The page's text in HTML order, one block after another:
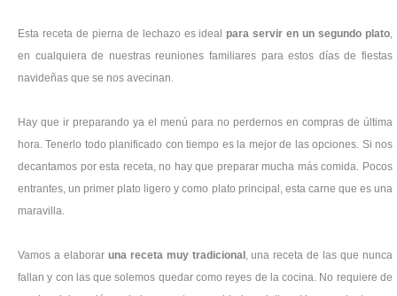
Esta receta de pierna de lechazo es ideal para servir en un segundo plato,
en cualquiera de nuestras reuniones familiares para estos días de fiestas
navideñas que se nos avecinan.
Hay que ir preparando ya el menú para no perdernos en compras de última
hora. Tenerlo todo planificado con tiempo es la mejor de las opciones. Si nos
decantamos por esta receta, no hay que preparar mucha más comida. Pocos
entrantes, un primer plato ligero y como plato principal, esta carne que es una
maravilla.
Vamos a elaborar una receta muy tradicional , una receta de las que nunca
fallan y con las que solemos quedar como reyes de la cocina. No requiere de